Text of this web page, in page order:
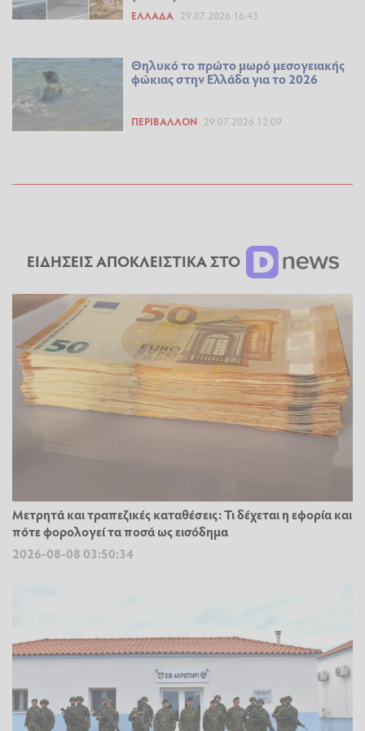
ΕΛΛΆΔΑ 29.07.2026 16:43
Θηλυκό το πρώτο μωρό μεσογειακής
φώκιας στην Ελλάδα για το 2026
ΠΕΡΙΒΆΛΛΟΝ 29.07.2026 12:09
ΕΙΔΗΣΕΙΣ ΑΠΟΚΛΕΙΣΤΙΚΑ ΣΤΟ
Μετρητά και τραπεζικές καταθέσεις: Τι δέχεται η εφορία και
πότε φορολογεί τα ποσά ως εισόδημα
2026-08-08 03:50:34